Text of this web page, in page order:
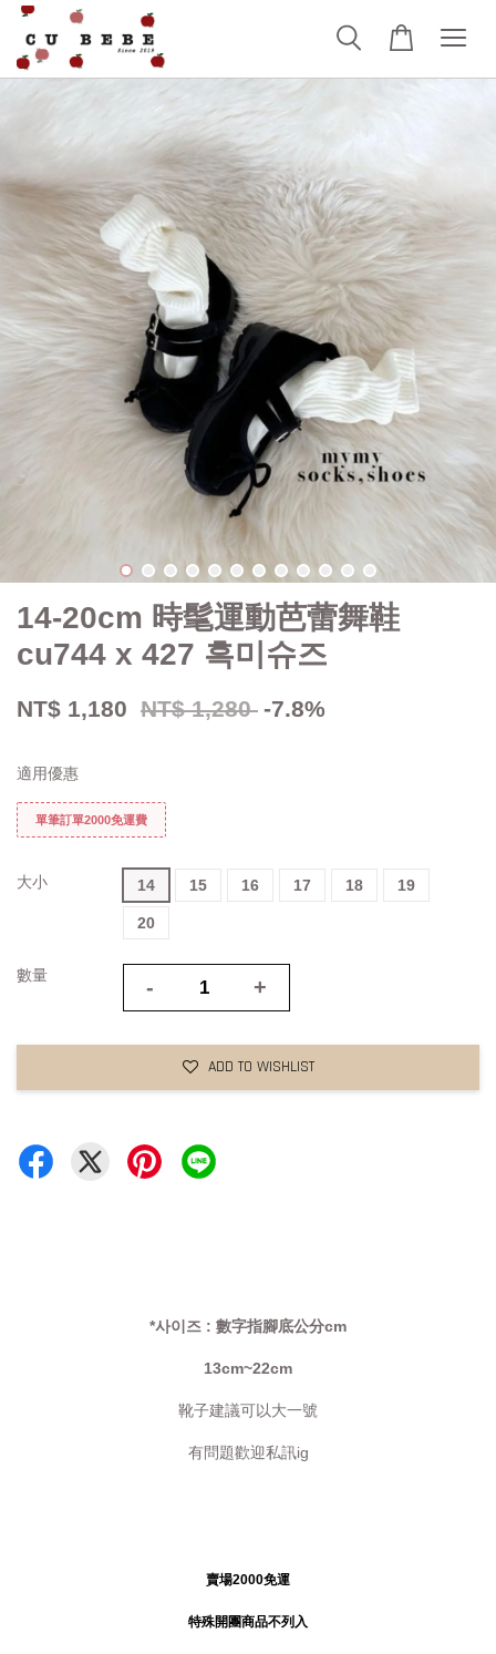
14-20cm 時髦運動芭蕾舞鞋
cu744 x 427 흑미슈즈
NT$ 1,180 NT$ 1,280 -7.8%
適用優惠
單筆訂單2000免運費
大小 14 15 16 17 18 19
20
數量 - +
ADD TO WISHLIST
*사이즈 : 數字指腳底公分cm
13cm~22cm
靴子建議可以大一號
有問題歡迎私訊ig
賣場2000免運
特殊開團商品不列入